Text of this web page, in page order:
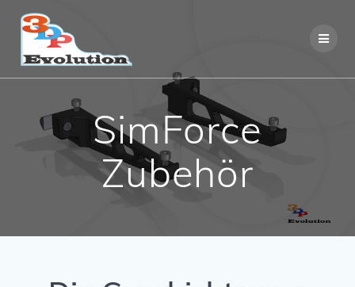
SimForce
Zubehör